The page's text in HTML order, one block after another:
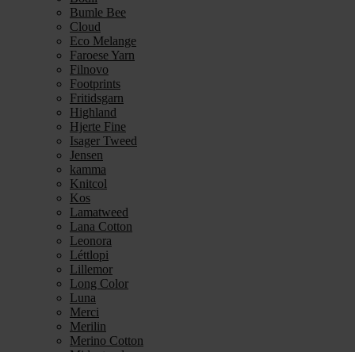
Bumle Bee
Cloud
Eco Melange
Faroese Yarn
Filnovo
Footprints
Fritidsgarn
Highland
Hjerte Fine
Isager Tweed
Jensen
kamma
Knitcol
Kos
Lamatweed
Lana Cotton
Leonora
Léttlopi
Lillemor
Long Color
Luna
Merci
Merilin
Merino Cotton